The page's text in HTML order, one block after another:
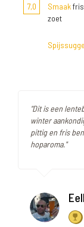
7,0 Smaak
zoet
"Dit is een
winter
pittig en fris
hoparoma."